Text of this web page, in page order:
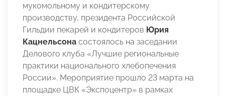
мукомольному и кондитерскому
производству, президента Российской
Гильдии пекарей и кондитеров Юрия
Кацнельсона состоялось на заседании
Делового клуба «Лучшие региональные
практики национального хлебопечения
России». Мероприятие прошло 23 марта на
площадке ЦВК «Экспоцентр» в рамках